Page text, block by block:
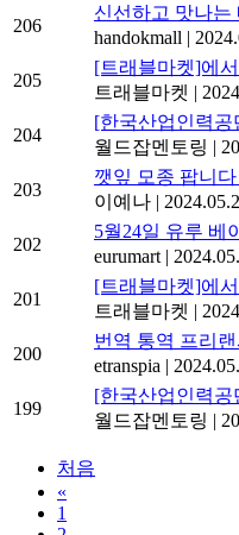
206
신선하고 맛나는
handokmall |
205
[트래블마켓]에
트래블마켓 |
204
[한국산업인력공
월드잡멘토링 |
203
깻잎 모종 팝니다
이예나 |
202
5월24일 유루 베
eurumart |
201
[트래블마켓]에
트래블마켓 |
200
번역 통역 프리
etranspia |
199
[한국산업인력공
월드잡멘토링 |
처음
«
1